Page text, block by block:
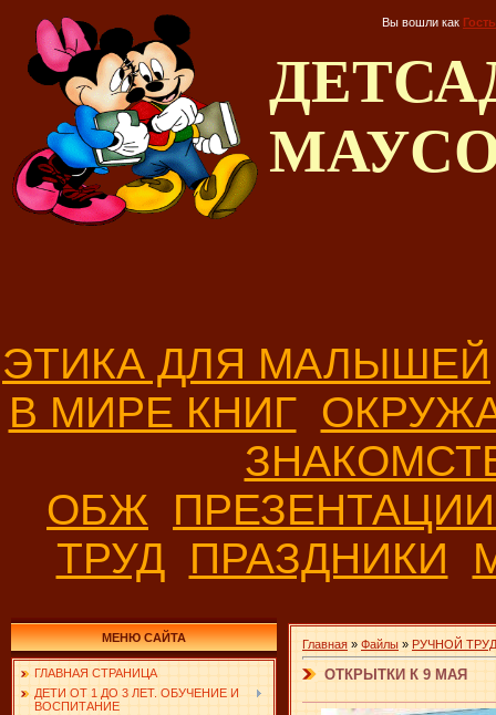
Вы вошли как Гость
ЭТИКА ДЛЯ МАЛЫШЕЙ
В МИРЕ КНИГ
ОБЖ
ТРУД ПРАЗДНИКИ
МЕНЮ САЙТА
ГЛАВНАЯ СТРАНИЦА
ДЕТИ ОТ 1 ДО 3 ЛЕТ. ОБУЧЕНИЕ И
ВОСПИТАНИЕ
Главная » Файлы » РУЧНОЙ ТРУД
ОТКРЫТКИ К 9 МАЯ